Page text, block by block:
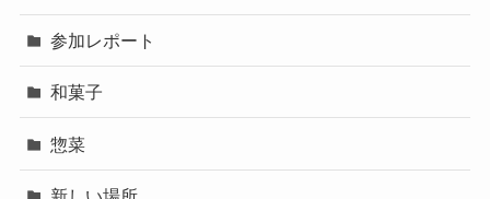
参加レポート
和菓子
惣菜